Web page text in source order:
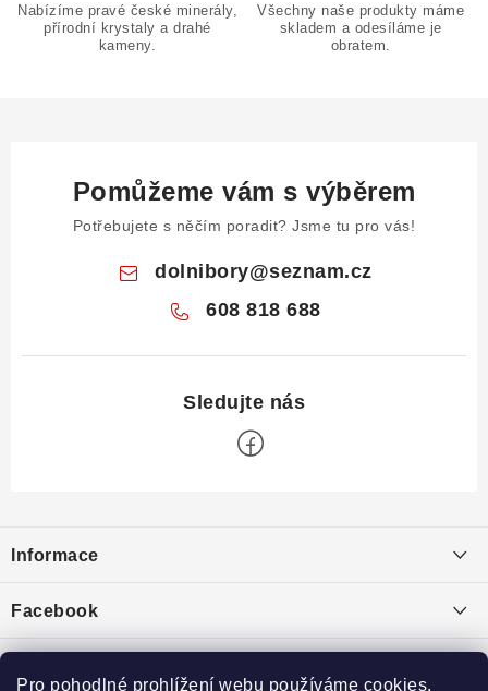
Pro pohodlné prohlížení webu používáme cookies.
s
Nabízíme pravé české minerály,
přírodní krystaly a drahé
kameny.
Všechny naše produkty máme
skladem a odesíláme je
obratem.
Pomůžeme vám s výběrem
Potřebujete s něčím poradit? Jsme tu pro vás!
dolnibory@seznam.cz
608 818 688
p
a
í
Informace
Puncovní značky
Ochrana osobních údajů
Facebook